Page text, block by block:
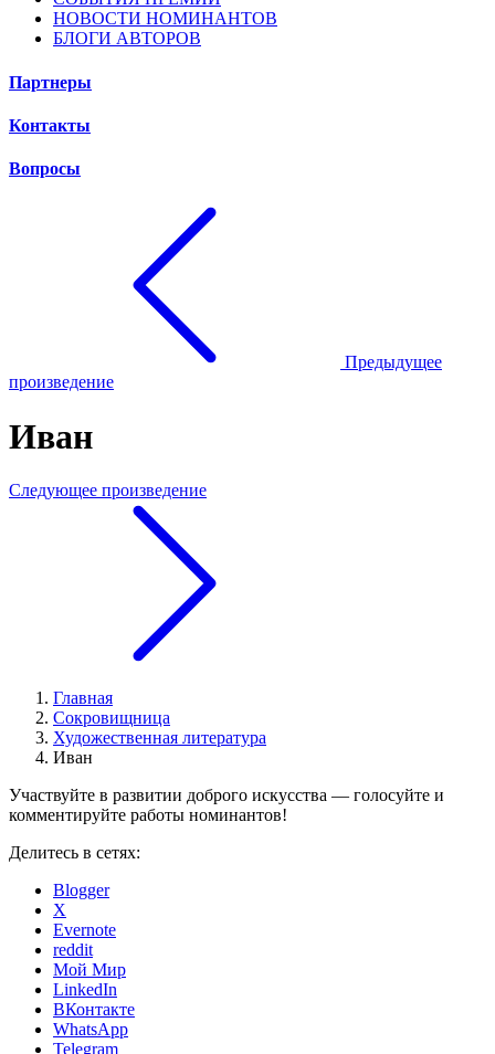
НОВОСТИ НОМИНАНТОВ
БЛОГИ АВТОРОВ
Партнеры
Контакты
Вопросы
Предыдущее
произведение
Иван
Следующее произведение
Главная
Сокровищница
Художественная литература
Иван
Участвуйте в развитии доброго искусства — голосуйте и
комментируйте работы номинантов!
Делитесь в сетях:
Blogger
X
Evernote
reddit
Мой Мир
LinkedIn
ВКонтакте
WhatsApp
Telegram